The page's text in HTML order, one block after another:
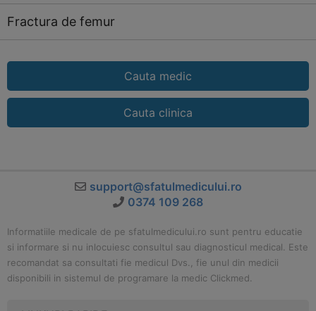
Fractura de femur
Cauta medic
Cauta clinica
support@sfatulmedicului.ro
0374 109 268
Informatiile medicale de pe sfatulmedicului.ro sunt pentru educatie
si informare si nu inlocuiesc consultul sau diagnosticul medical. Este
recomandat sa consultati fie medicul Dvs., fie unul din medicii
disponibili in sistemul de programare la medic Clickmed.